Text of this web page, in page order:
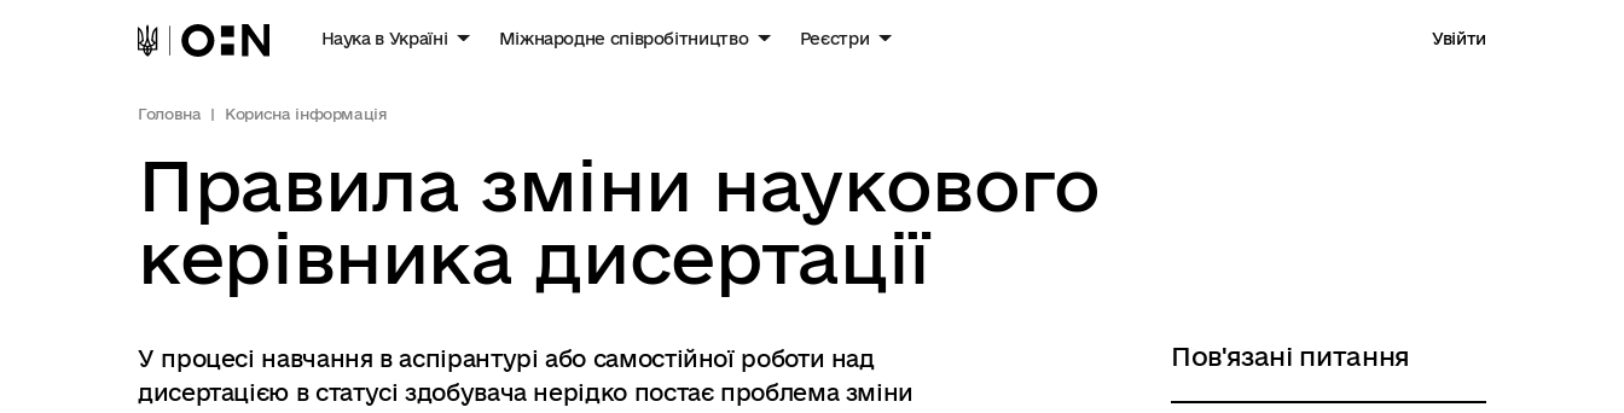
Наука в Україні Міжнародне співробітництво Реєстри Увійти
Головна Корисна інформація
Правила зміни наукового
керівника дисертації
У процесі навчання в аспірантурі або самостійної роботи над
дисертацією в статусі здобувача нерідко постає проблема зміни
Пов'язані питання